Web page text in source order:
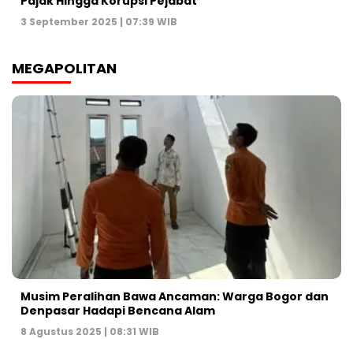
3 September 2025 | 07:39 WIB
MEGAPOLITAN
Musim Peralihan Bawa Ancaman: Warga Bogor dan
Denpasar Hadapi Bencana Alam
8 Agustus 2025 | 08:31 WIB